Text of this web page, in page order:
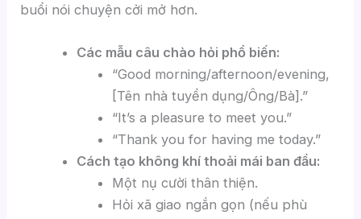
buổi nói chuyện cởi mở hơn.
Các mẫu câu chào hỏi phổ biến:
“Good morning/afternoon/evening,
[Tên nhà tuyển dụng/Ông/Bà].”
“It’s a pleasure to meet you.”
“Thank you for having me today.”
Cách tạo không khí thoải mái ban đầu:
Một nụ cười thân thiện.
Hỏi xã giao ngắn gọn (nếu phù